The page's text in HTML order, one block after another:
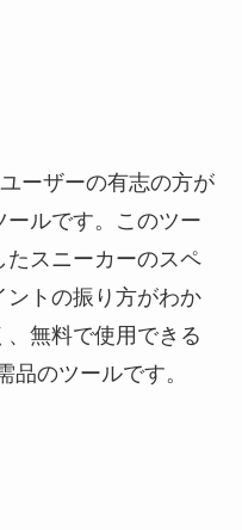
ーザーの有志の方が
ルです。このツー
たスニーカーのスペ
ントの振り方がわか
、無料で使用できる
品のツールです。